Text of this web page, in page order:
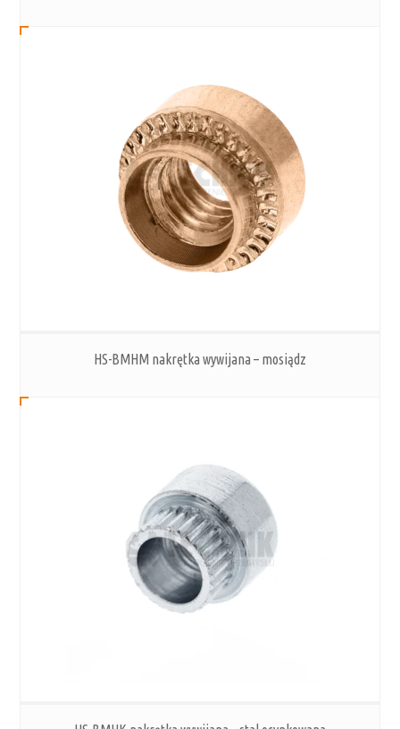
HS-BMHM nakrętka wywijana – mosiądz